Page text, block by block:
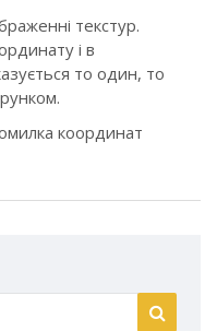
текстур.
і в
то один, то
координат